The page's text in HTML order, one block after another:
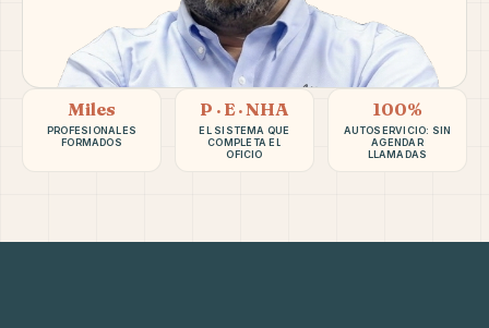
Miles
PROFESIONALES
FORMADOS
P · E · NHA
EL SISTEMA QUE
COMPLETA EL
OFICIO
100%
AUTOSERVICIO: SIN
AGENDAR
LLAMADAS